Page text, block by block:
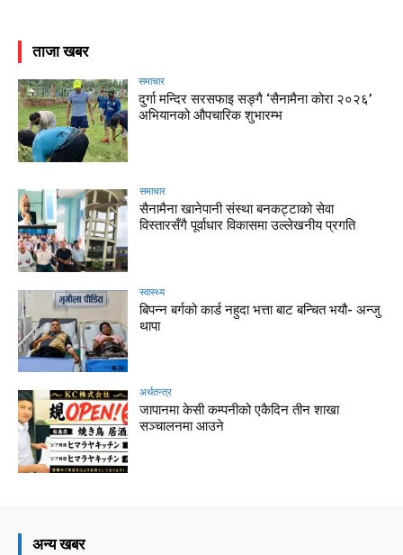
ताजा खबर
समाचार
दुर्गा मन्दिर सरसफाइ सङ्गै ‘सैनामैना कोरा २०२६’
अभियानको औपचारिक शुभारम्भ
समाचार
सैनामैना खानेपानी संस्था बनकट्टाको सेवा
विस्तारसँगै पूर्वाधार विकासमा उल्लेखनीय प्रगति
स्वास्थ्य
बिपन्न बर्गको कार्ड नहुदा भत्ता बाट बन्चित भयौ- अन्जु
थापा
अर्थतन्त्र
जापानमा केसी कम्पनीको एकैदिन तीन शाखा
सञ्चालनमा आउने
अन्य खबर